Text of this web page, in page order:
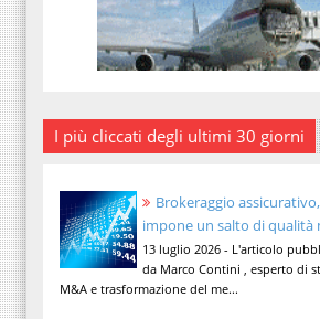
I più cliccati degli ultimi 30 giorni
Brokeraggio
impone un salto di qualità
13 luglio 2026 - L'articolo
da Marco Contini , esperto di
M&A e trasformazione del me...